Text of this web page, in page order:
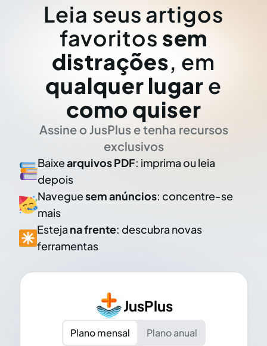
Leia seus artigos
favoritos sem
distrações, em
qualquer lugar e
como quiser
Assine o JusPlus e tenha recursos
exclusivos
Baixearquivos PDF: imprima ou leia
depois
Naveguesem anúncios: concentre-se
mais
Esteja na frente: descubra novas
ferramentas
JusPlus
Plano mensal
Plano anual